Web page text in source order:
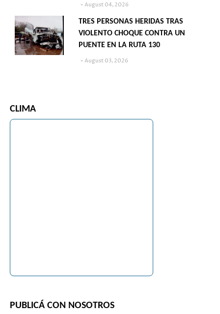
August 04, 2026
TRES PERSONAS HERIDAS TRAS
VIOLENTO CHOQUE CONTRA UN
PUENTE EN LA RUTA 130
August 03, 2026
CLIMA
PUBLICÁ CON NOSOTROS